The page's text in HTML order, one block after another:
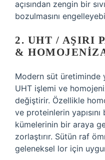
açısından zengin bir
bozulmasını
2. UHT / AŞIRI
&
Modern süt üretiminde
UHT işlemi ve
değiştirir. Özellikle
ve proteinlerin
kümelerinin bir araya
zorlaştırır. Sütün raf
geleneksel lor için